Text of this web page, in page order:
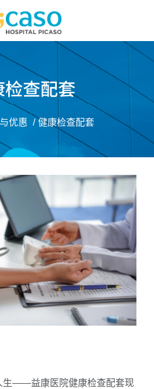
检查配套
优惠 健康检查配套
生——益康医院健康检查配套现